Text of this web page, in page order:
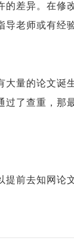
差异。在修
导老师或有经
大量的论文诞
了查重，那
前去知网论